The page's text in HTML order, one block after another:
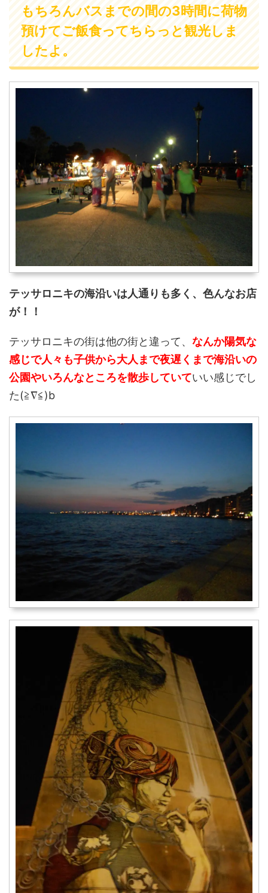
もちろんバスまでの間の3時間に荷物
預けてご飯食ってちらっと観光しま
したよ。
テッサロニキの海沿いは人通りも多く、色んなお店
が！！
テッサロニキの街は他の街と違って、 なんか陽気な
感じで人々も子供から大人まで夜遅くまで海沿いの
公園やいろんなところを散歩していていい感じでし
た(≧∇≦)b